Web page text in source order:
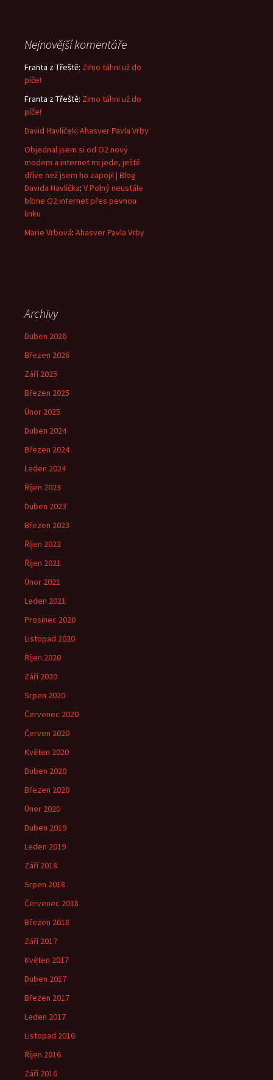
Nejnovější komentáře
Franta z Třeště: Zimo táhni už do
píče!
Franta z Třeště: Zimo táhni už do
píče!
David Havlíček: Ahasver Pavla Vrby
Objednal jsem si od O2 nový
modem a internet mi jede, ještě
dříve než jsem ho zapojil | Blog
Davida Havlíčka: V Polný neustále
blbne O2 internet přes pevnou
linku
Marie Vrbová: Ahasver Pavla Vrby
Archivy
Duben 2026
Březen 2026
Září 2025
Březen 2025
Únor 2025
Duben 2024
Březen 2024
Leden 2024
Říjen 2023
Duben 2023
Březen 2023
Říjen 2022
Říjen 2021
Únor 2021
Leden 2021
Prosinec 2020
Listopad 2020
Říjen 2020
Září 2020
Srpen 2020
Červenec 2020
Červen 2020
Květen 2020
Duben 2020
Březen 2020
Únor 2020
Duben 2019
Leden 2019
Září 2018
Srpen 2018
Červenec 2018
Březen 2018
Září 2017
Květen 2017
Duben 2017
Březen 2017
Leden 2017
Listopad 2016
Říjen 2016
Září 2016